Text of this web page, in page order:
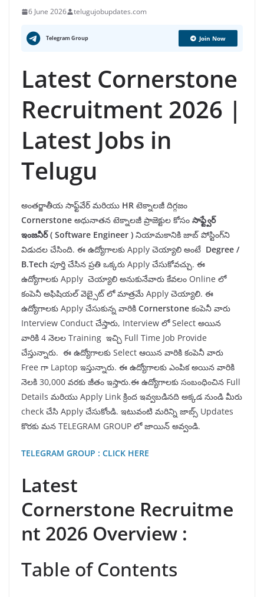
6 June 2026 telugujobupdates.com
Telegram Group Join Now
Latest Cornerstone
Recruitment 2026 |
Latest Jobs in
Telugu
అంతర్జాతీయ సాఫ్ట్‌వేర్ మరియు HR టెక్నాలజీ దిగ్గజం
Cornerstone అధునాతన టెక్నాలజీ ప్రాజెక్టుల కోసం సాఫ్ట్వేర్
ఇంజనీర్( Software Engineer ) నియామకానికి జాబ్ పోస్టింగ్‌ని
విడుదల చేసింది. ఈ ఉద్యోగాలకు Apply చెయ్యాలి అంటే Degree /
B.Tech పూర్తి చేసిన ప్రతి ఒక్కరు Apply చేసుకోవచ్చు. ఈ
ఉద్యోగాలకు Apply చెయ్యాలి అనుకునేవారు కేవలం Online లో
కంపెనీ అఫిషియల్ వెబ్సైట్ లో మాత్రమే Apply చెయ్యాలి. ఈ
ఉద్యోగాలకు Apply చేసుకున్న వారికి Cornerstone కంపెనీ వారు
Interview Conduct చేస్తారు, Interview లో Select అయిన
వారికి 4 నెలల Training ఇచ్చి Full Time Job Provide
చేస్తున్నారు. ఈ ఉద్యోగాలకు Select ఆయిన వారికి కంపెనీ వారు
Free గా Laptop ఇస్తున్నారు. ఈ ఉద్యోగాలకు ఎంపిక అయిన వారికి
నెలకి 30,000 వరకు జీతం ఇస్తారు.ఈ ఉద్యోగాలకు సంబంధించిన Full
Details మరియు Apply Link క్రింద ఇవ్వబడినది అక్కడ నుండి మీరు
check చేసి Apply చేసుకోండి. ఇటువంటి మరిన్ని జాబ్స్ Updates
కొరకు మన TELEGRAM GROUP లో జాయిన్ అవ్వండి.
TELEGRAM GROUP : CLICK HERE
Latest
Cornerstone Recruitme
nt 2026 Overview :
Table of Contents